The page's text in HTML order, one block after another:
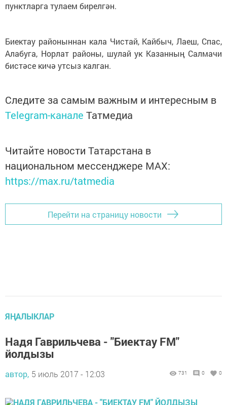
пунктларга тулаем бирелгән.
Биектау районыннан кала Чистай, Кайбыч, Лаеш, Спас,
Алабуга, Норлат районы, шулай ук Казанның Салмачи
бистәсе кичә утсыз калган.
Следите за самым важным и интересным в
Telegram-канале Татмедиа
Читайте новости Татарстана в
национальном мессенджере MАХ:
https://max.ru/tatmedia
Перейти на страницу новости
ЯҢАЛЫКЛАР
Надя Гаврильчева - "Биектау FM"
йолдызы
автор, 5 июль 2017 - 12:03 731 0 0